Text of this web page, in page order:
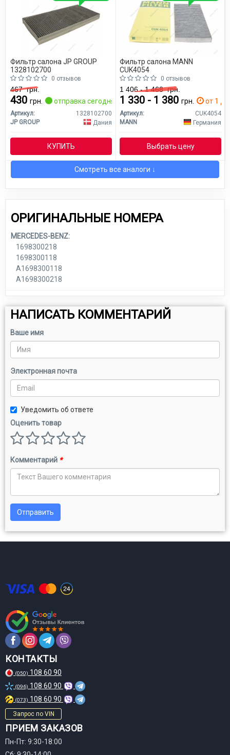
Фильтр салона JP GROUP
1328102700
0 отзывов
467грн.
430 грн. отправка сегодня
Артикул:
1328102700
JP GROUP
Дания
КУПИТЬ
Фильтр салона MANN
CUK4054
0 отзывов
1 406 - 1 468грн.
1 330 - 1 380 грн. от 1 дн.
Артикул:
CUK4054
MANN
Германия
Выбрать цену
Смотреть все аналоги ↓
ОРИГИНАЛЬНЫЕ НОМЕРА
MERCEDES-BENZ:
1698300218
1698300118
A1698300118
A1698300218
НАПИСАТЬ КОММЕНТАРИЙ
Ваше имя
Электронная почта
Уведомить об ответе
Оценить товар
Комментарий *
Отправить
КОНТАКТЫ
(050) 108 60 90
(096) 108 60 90
(073) 108 60 90
Запрос по VIN
ПРИЕМ ЗАКАЗОВ
Пн-Пт: 9:30-18:00